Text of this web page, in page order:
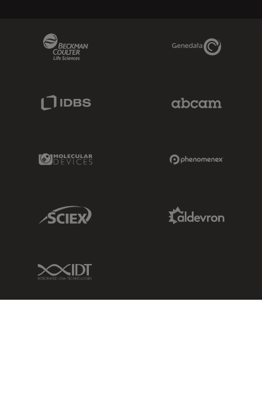
Genedata Link
Molecular Devices Link
Sciex Link
IDT Link